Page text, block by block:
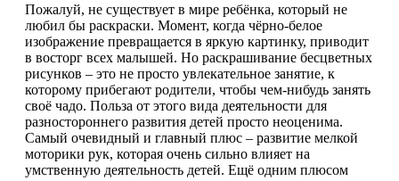
Пожалуй, не существует в мире ребёнка, который не
любил бы раскраски. Момент, когда чёрно-белое
изображение превращается в яркую картинку, приводит
в восторг всех малышей. Но раскрашивание бесцветных
рисунков – это не просто увлекательное занятие, к
которому прибегают родители, чтобы чем-нибудь занять
своё чадо. Польза от этого вида деятельности для
разностороннего развития детей просто неоценима.
Самый очевидный и главный плюс – развитие мелкой
моторики рук, которая очень сильно влияет на
умственную деятельность детей. Ещё одним плюсом